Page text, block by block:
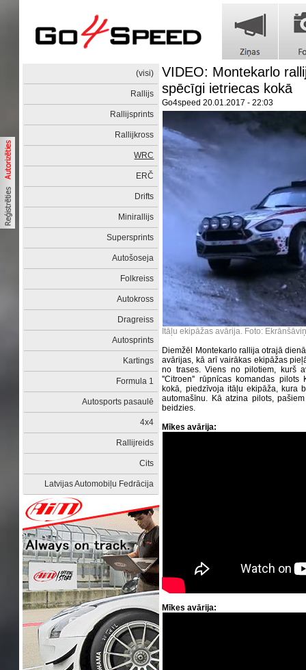
(visi)
Rallijs
Rallijsprints
Rallijkross
WRC
ERČ
Drifts
Minirallijs
Supersprints
Autošoseja
Folkreiss
Autokross
Dragreiss
Autosprints
Kartings
Formula 1
Autosports pasaulē
4x4
Rallijreids
Cits
Latvijas Automobiļu Fedrācija
VIDEO: Montekarlo
spēcīgi ietriecas kokā
Go4speed 20.01.2017 - 22:03
Itāļu ekipāžas avārija. Foto:
Diemžēl Montekarlo rallija otrajā
avārijas, kā arī vairākas ekipāžas
no trases. Viens no pilotiem, kurš
''Citroen'' rūpnīcas komandas pilots
kokā, piedzīvoja itāļu ekipāža, kura
automašīnu. Kā atzina pilots,
beidzies.
Mīkes avārija:
Mīkes avārija: